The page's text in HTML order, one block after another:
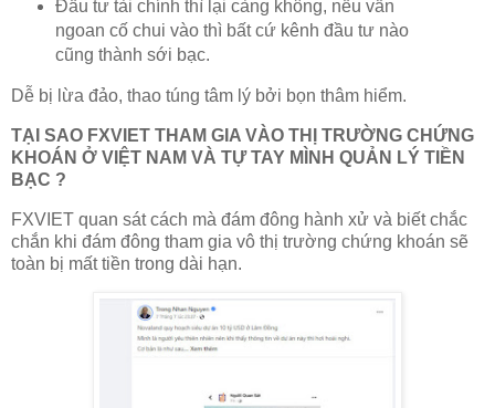
Đầu tư tài chính thì lại càng không, nếu vẫn
ngoan cố chui vào thì bất cứ kênh đầu tư nào
cũng thành sới bạc.
Dễ bị lừa đảo, thao túng tâm lý bởi bọn thâm hiểm.
TẠI SAO FXVIET THAM GIA VÀO THỊ TRƯỜNG CHỨNG
KHOÁN Ở VIỆT NAM VÀ TỰ TAY MÌNH QUẢN LÝ TIỀN
BẠC ?
FXVIET quan sát cách mà đám đông hành xử và biết chắc
chắn khi đám đông tham gia vô thị trường chứng khoán sẽ
toàn bị mất tiền trong dài hạn.